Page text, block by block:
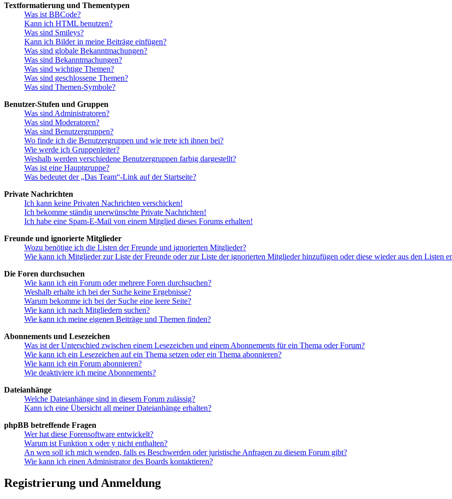
Textformatierung und Thementypen
Was ist BBCode?
Kann ich HTML benutzen?
Was sind Smileys?
Kann ich Bilder in meine Beiträge einfügen?
Was sind globale Bekanntmachungen?
Was sind Bekanntmachungen?
Was sind wichtige Themen?
Was sind geschlossene Themen?
Was sind Themen-Symbole?
Benutzer-Stufen und Gruppen
Was sind Administratoren?
Was sind Moderatoren?
Was sind Benutzergruppen?
Wo finde ich die Benutzergruppen und wie trete ich ihnen bei?
Wie werde ich Gruppenleiter?
Weshalb werden verschiedene Benutzergruppen farbig dargestellt?
Was ist eine Hauptgruppe?
Was bedeutet der „Das Team“-Link auf der Startseite?
Private Nachrichten
Ich kann keine Privaten Nachrichten verschicken!
Ich bekomme ständig unerwünschte Private Nachrichten!
Ich habe eine Spam-E-Mail von einem Mitglied dieses Forums erhalten!
Freunde und ignorierte Mitglieder
Wozu benötige ich die Listen der Freunde und ignorierten Mitglieder?
Wie kann ich Mitglieder zur Liste der Freunde oder zur Liste der ignorierten Mitglieder hinzufügen oder diese wieder aus den Listen
Die Foren durchsuchen
Wie kann ich ein Forum oder mehrere Foren durchsuchen?
Weshalb erhalte ich bei der Suche keine Ergebnisse?
Warum bekomme ich bei der Suche eine leere Seite?
Wie kann ich nach Mitgliedern suchen?
Wie kann ich meine eigenen Beiträge und Themen finden?
Abonnements und Lesezeichen
Was ist der Unterschied zwischen einem Lesezeichen und einem Abonnements für ein Thema oder Forum?
Wie kann ich ein Lesezeichen auf ein Thema setzen oder ein Thema abonnieren?
Wie kann ich ein Forum abonnieren?
Wie deaktiviere ich meine Abonnements?
Dateianhänge
Welche Dateianhänge sind in diesem Forum zulässig?
Kann ich eine Übersicht all meiner Dateianhänge erhalten?
phpBB betreffende Fragen
Wer hat diese Forensoftware entwickelt?
Warum ist Funktion x oder y nicht enthalten?
An wen soll ich mich wenden, falls es Beschwerden oder juristische Anfragen zu diesem Forum gibt?
Wie kann ich einen Administrator des Boards kontaktieren?
Registrierung und Anmeldung